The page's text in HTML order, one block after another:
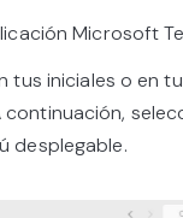
Microsoft
tus iniciales o en
continuación,
desplegable.